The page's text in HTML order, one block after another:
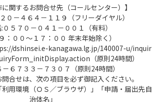
に関するお問合せ先（コールセンター）】
０－４６４－１１９（フリーダイヤル）
０５７０－０４１－００１（有料）
：００～１７：００ 年末年始除く）
dshinsei.e-kanagawa.lg.jp/140007-u/inquir
（原則24時間）
－６７３３－７３０７（原則24時間）
合せは、次の項目を必ず御記入ください。
利用環境（ＯＳ／ブラウザ）」「申請・届出先自
治体名」